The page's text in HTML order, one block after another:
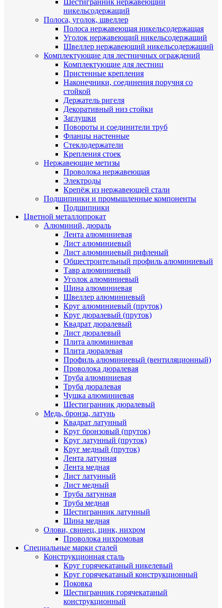
Шестигранник нержавеющий
никельсодержащий
Полоса, уголок, швеллер
Полоса нержавеющая никельсодержащая
Уголок нержавеющий никельсодержащий
Швеллер нержавеющий никельсодержащий
Комплектующие для лестничных ограждений
Комплектующие для лестниц
Пристенные крепления
Наконечники, соединения поручня со
стойкой
Держатель ригеля
Декоративный низ стойки
Заглушки
Повороты и соединители труб
Фланцы настенные
Стеклодержатели
Крепления стоек
Нержавеющие метизы
Проволока нержавеющая
Электроды
Крепёж из нержавеющей стали
Подшипники и промышленные компоненты
Подшипники
Цветной металлопрокат
Алюминий, дюраль
Лента алюминиевая
Лист алюминиевый
Лист алюминиевый рифленый
Общестроительный профиль алюминиевый
Тавр алюминиевый
Уголок алюминиевый
Шина алюминиевая
Швеллер алюминиевый
Круг алюминиевый (пруток)
Круг дюралевый (пруток)
Квадрат дюралевый
Лист дюралевый
Плита алюминиевая
Плита дюралевая
Профиль алюминиевый (вентиляционный)
Проволока дюралевая
Труба алюминиевая
Труба дюралевая
Чушка алюминиевая
Шестигранник дюралевый
Медь, бронза, латунь
Квадрат латунный
Круг бронзовый (пруток)
Круг латунный (пруток)
Круг медный (пруток)
Лента латунная
Лента медная
Лист латунный
Лист медный
Труба латунная
Труба медная
Шестигранник латунный
Шина медная
Олови, свинец, цинк, нихром
Проволока нихромовая
Специальные марки сталей
Конструкционная сталь
Круг горячекатаный никелевый
Круг горячекатаный конструкционный
Поковка
Шестигранник горячекатаный
конструкционный